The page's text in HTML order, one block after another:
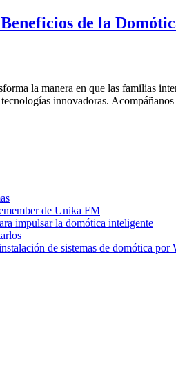
de la
la manera en que las familias
innovadoras.
de Unika FM
impulsar la domótica inteligente
de sistemas de domótica por